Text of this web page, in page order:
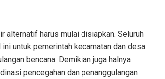
alternatif harus mulai disiapkan. Seluruh
untuk pemerintah kecamatan dan desa
bencana. Demikian juga halnya
pencegahan dan penanggulangan